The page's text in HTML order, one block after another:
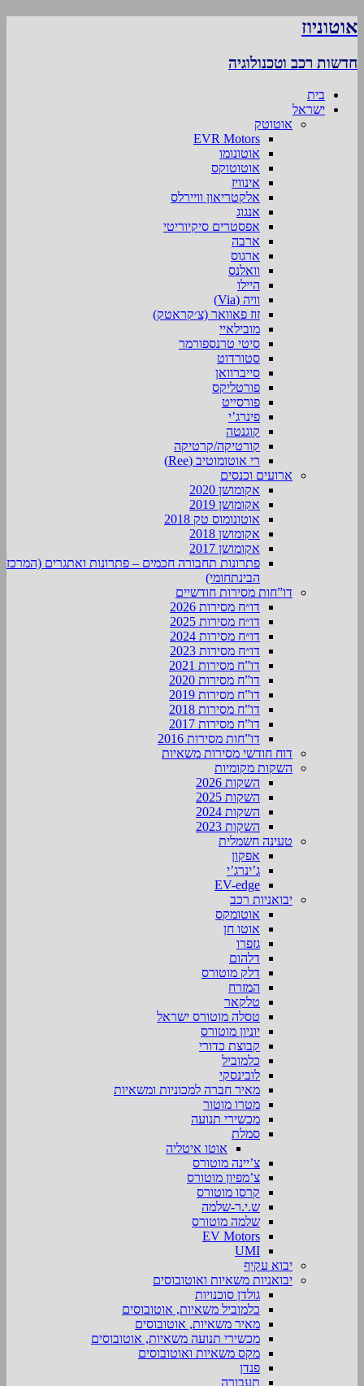
אוטוניוז
חדשות רכב וטכנולוגיה
בית
ישראל
אוטוטק
EVR Motors
אוטונומו
אוטוטוקס
אינוויז
אלקטריאון וויירלס
אנגוג
אפסטרים סיקיוריטי
ארבה
ארגוס
וואלנס
היילו
וויה (Via)
זוז פאוואר (צ׳קראטק)
מובילאיי
סיטי טרנספורמר
סטורדוט
סייברוואן
פורטליקס
פורסייט
פינרג’י
קוגנטה
קורטיקה/קרטיקה
רי אוטומוטיב (Ree)
ארועים וכנסים
אקומושן 2020
אקומושן 2019
אוטונומוס טק 2018
אקומושן 2018
אקומושן 2017
פתרונות תחבורה חכמים – פתרונות ואתגרים (המרכז
הבינתחומי)
דו”חות מסירות חודשיים
דו״ח מסירות 2026
דו״ח מסירות 2025
דו״ח מסירות 2024
דו״ח מסירות 2023
דו”ח מסירות 2021
דו”ח מסירות 2020
דו”ח מסירות 2019
דו”ח מסירות 2018
דו”ח מסירות 2017
דו”חות מסירות 2016
דוח חודשי מסירות משאיות
השקות מקומיות
השקות 2026
השקות 2025
השקות 2024
השקות 2023
טעינה חשמלית
אפקון
ג’ינרג’י
EV-edge
יבואניות רכב
אוטומקס
אוטו חן
גזפרו
דלהום
דלק מוטורס
המזרח
טלקאר
טסלה מוטורס ישראל
יוניון מוטורס
קבוצת כדורי
כלמוביל
לובינסקי
מאיר חברה למכוניות ומשאיות
מטרו מוטור
מכשירי תנועה
סמלת
אוטו איטליה
צ’יינה מוטורס
צ’מפיון מוטורס
קרסו מוטורס
ש.י.ר-שלמה
שלמה מוטורס
EV Motors
UMI
יבוא עקיף
יבואניות משאיות ואוטובוסים
גולדן סוכנויות
כלמוביל משאיות, אוטובוסים
מאיר משאיות, אוטובוסים
מכשירי תנועה משאיות, אוטובוסים
מקס משאיות ואוטובוסים
פנדן
תעבורה